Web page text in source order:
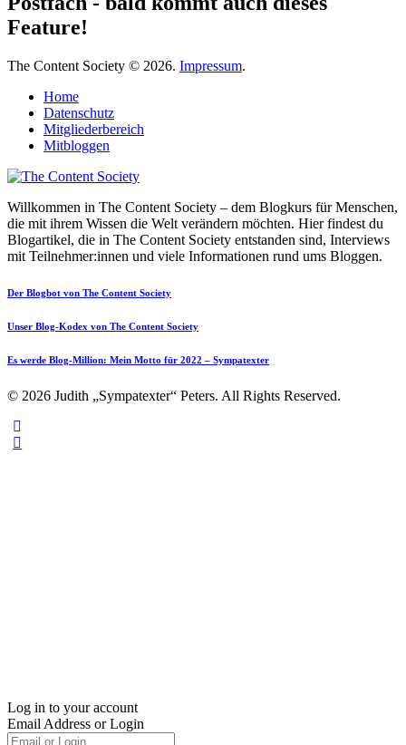
Feature!
The Content Society © 2026. Impressum.
Home
Datenschutz
Mitgliederbereich
Mitbloggen
Willkommen in The Content Society – dem Blogkurs für Menschen,
die mit ihrem Wissen die Welt verändern möchten. Hier findest du
Blogartikel, die in The Content Society entstanden sind, Interviews
mit Teilnehmer:innen und viele Informationen rund ums Bloggen.
Der Blogbot von The Content Society
Unser Blog-Kodex von The Content Society
Es werde Blog-Million: Mein Motto für 2022 – Sympatexter
© 2026 Judith „Sympatexter“ Peters. All Rights Reserved.
Log in to your account
Email Address or Login